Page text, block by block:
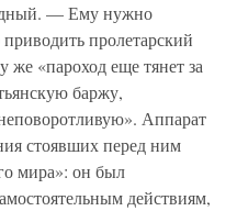
— Ему нужно
пролетарский
«пароход еще тянет за
баржу,
Аппарат
стоявших перед ним
мира»: он был
действиям,